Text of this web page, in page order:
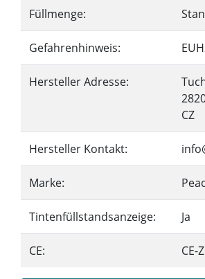
Füllmenge:
Gefahrenhinweis:
Hersteller Adresse:
CZ
Hersteller Kontakt:
Marke:
Tintenfüllstandsanzeige: Ja
CE: CE-